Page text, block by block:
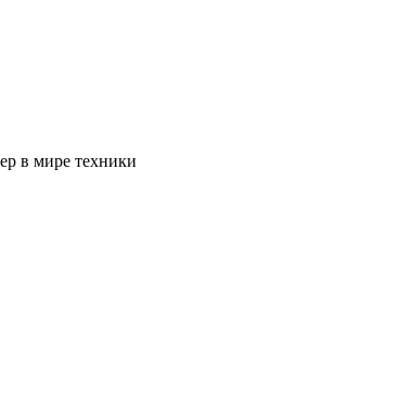
в мире техники